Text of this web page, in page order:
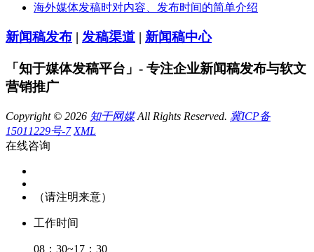
海外媒体发稿时对内容、发布时间的简单介绍
新闻稿发布 | 发稿渠道 | 新闻稿中心
「知于媒体发稿平台」- 专注企业新闻稿发布与软文
营销推广
Copyright © 2026 知于网媒All Rights Reserved. 冀ICP备
15011229号-7 XML
在线咨询
（请注明来意）
工作时间
08：30~17：30